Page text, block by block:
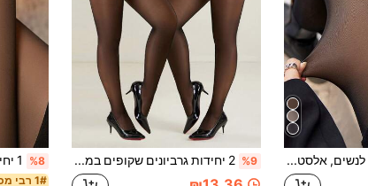
גרביונים גבוהים לנשים, אלסטיים במיוחד, מונע תלישה, מונע פילינג, עמידים, מתאים לקז'ואל, נסיעות, לבוש משרדי בחוץ, נוחים וחמים %9 2 יחידות גרביונים שקופים במיוחד 20D בצבע שחור אחיד לנשים במידות גדולות %8
1# רבי מכר